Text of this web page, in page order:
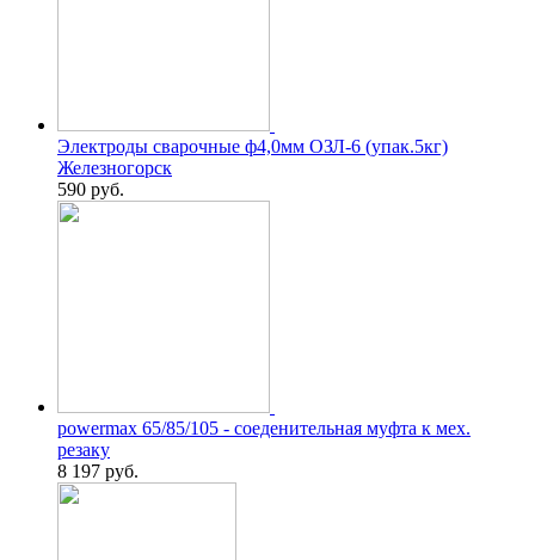
Электроды сварочные ф4,0мм ОЗЛ-6 (упак.5кг)
Железногорск
590 руб.
powermax 65/85/105 - соеденительная муфта к мех.
резаку
8 197 руб.